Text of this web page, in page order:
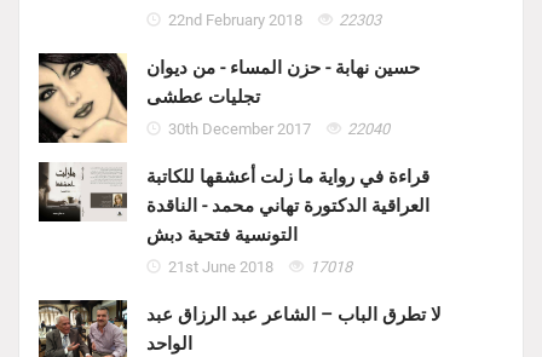
22nd February 2018 22303
حسين نهابة - حزن المساء - من ديوان
تجليات عطشى
30th December 2017 22040
قراءة في رواية ما زلت أعشقها للكاتبة
العراقية الدكتورة تهاني محمد - الناقدة
التونسية فتحية دبش
21st June 2018 17018
لا تطرق الباب – الشاعر عبد الرزاق عبد
الواحد